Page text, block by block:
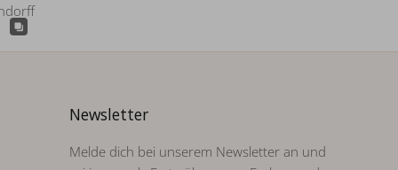
Newsletter
Melde dich bei unserem Newsletter an und